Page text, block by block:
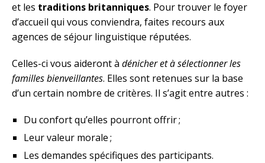
et les traditions britanniques. Pour trouver le foyer
d’accueil qui vous conviendra, faites recours aux
agences de séjour linguistique réputées.
Celles-ci vous aideront à dénicher et à sélectionner les
familles bienveillantes. Elles sont retenues sur la base
d’un certain nombre de critères. Il s’agit entre autres :
Du confort qu’elles pourront offrir ;
Leur valeur morale ;
Les demandes spécifiques des participants.